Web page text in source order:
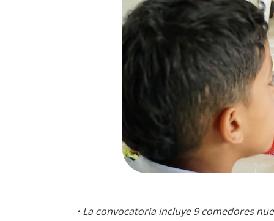
• La convocatoria incluye 9 comedores